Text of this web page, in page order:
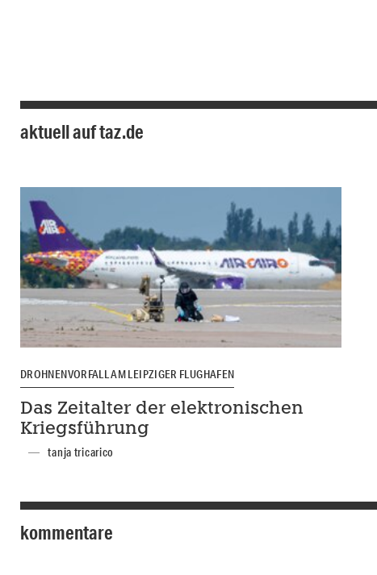
aktuell auf taz.de
DROHNENVORFALL AM LEIPZIGER FLUGHAFEN
Das Zeitalter der elektronischen
Kriegsführung
tanja tricarico
kommentare